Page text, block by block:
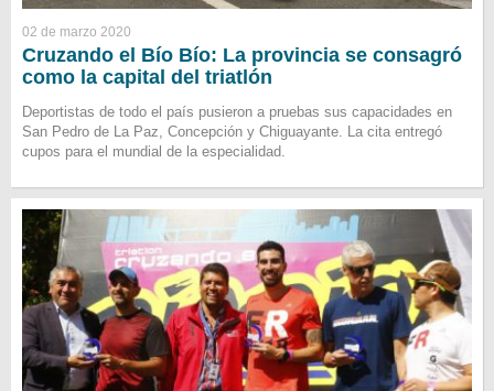
02 de marzo 2020
Cruzando el Bío Bío: La provincia se consagró
como la capital del triatlón
Deportistas de todo el país pusieron a pruebas sus capacidades en
San Pedro de La Paz, Concepción y Chiguayante. La cita entregó
cupos para el mundial de la especialidad.